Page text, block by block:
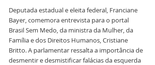
Deputada estadual e eleita federal, Franciane
Bayer, comemora entrevista para o portal
Brasil Sem Medo, da ministra da Mulher, da
Família e dos Direitos Humanos, Cristiane
Britto. A parlamentar ressalta a importância de
desmentir e desmistificar falácias da esquerda